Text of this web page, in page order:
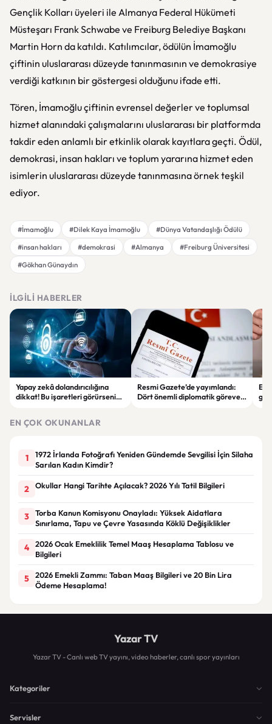
Gençlik Kolları üyeleri ile Almanya Federal Hükümeti
Müsteşarı Frank Schwabe ve Freiburg Belediye Başkanı
Martin Horn da katıldı. Katılımcılar, ödülün İmamoğlu
çiftinin uluslararası düzeyde tanınmasının ve demokrasiye
verdiği katkının bir göstergesi olduğunu ifade etti.
Tören, İmamoğlu çiftinin evrensel değerler ve toplumsal
hizmet alanındaki çalışmalarını uluslararası bir platformda
takdir eden anlamlı bir etkinlik olarak kayıtlara geçti. Ödül,
demokrasi, insan hakları ve toplum yararına hizmet eden
isimlerin uluslararası düzeyde tanınmasına örnek teşkil
ediyor.
#İmamoğlu #Dilek Kaya İmamoğlu
#Dünya Vatandaşlığı Ödülü
#insan hakları
#demokrasi #Almanya
#Freiburg Üniversitesi
#Gökhan Günaydın
İLGILI HABERLER
Yapay zekâ dolandırıcılığına
dikkat! Bu işaretleri görürseniz
Resmi Gazete’de yayımlandı:
Dört önemli diplomatik göreve
EN ÇOK OKUNANLAR
1
1972 İrlanda Fotoğrafı Yeniden Gündemde Sevgilisi İçin Silaha
Sarılan Kadın Kimdir?
2 Okullar Hangi Tarihte Açılacak? 2026 Yılı Tatil Bilgileri
3
Torba Kanun Komisyonu Onayladı: Yüksek Aidatlara
Sınırlama, Tapu ve Çevre Yasasında Köklü Değişiklikler
4
2026 Ocak Emeklilik Temel Maaş Hesaplama Tablosu ve
Bilgileri
5
2026 Emekli Zammı: Taban Maaş Bilgileri ve 20 Bin Lira
Ödeme Hesaplama!
Yazar TV
Yazar TV - Canlı web TV yayını, video haberler, canlı spor yayınları
Kategoriler
Servisler